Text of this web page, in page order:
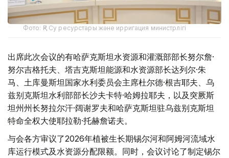
Фото: ҚР Су ресурстары және ирригация министрлігі
出席此次会议的有哈萨克斯坦水资源和灌溉部部长努尔詹·
努尔吉格托夫、塔吉克斯坦能源和水资源部长达列尔·朱
马、土库曼斯坦国家水利委员会主席杜尔德·根吉耶夫、乌
兹别克斯坦水利部部长沙夫卡特·哈姆拉耶夫，以及突厥斯
坦州州长努拉尔汗·阔谢罗夫和哈萨克斯坦驻乌兹别克斯坦
特命全权大使耶拉勒·托赫詹诺夫。
与会各方审议了2026年植被生长期锡尔河和阿姆河流域水
库运行模式及水资源分配限额。同时，会议讨论了制定锡尔